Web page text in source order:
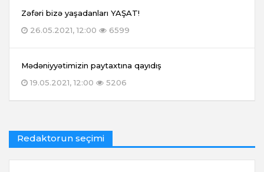
Zəfəri bizə yaşadanları YAŞAT!
26.05.2021, 12:00
6599
Mədəniyyətimizin paytaxtına qayıdış
19.05.2021, 12:00
5206
Redaktorun seçimi